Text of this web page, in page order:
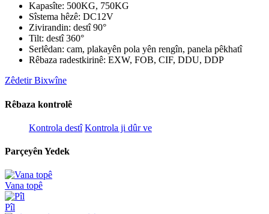
Kapasîte: 500KG, 750KG
Sîstema hêzê: DC12V
Zivirandin: destî 90°
Tilt: destî 360°
Serlêdan: cam, plakayên pola yên rengîn, panela pêkhatî
Rêbaza radestkirinê: EXW, FOB, CIF, DDU, DDP
Zêdetir Bixwîne
Rêbaza kontrolê
Kontrola destî Kontrola ji dûr ve
Parçeyên Yedek
Vana topê
Pîl